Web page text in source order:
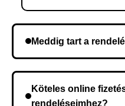
Meddig tart a
kerül, és ez az
Köteles online
rendeléseimhez?